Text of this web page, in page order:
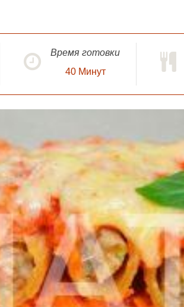
Время готовки
40 Минут